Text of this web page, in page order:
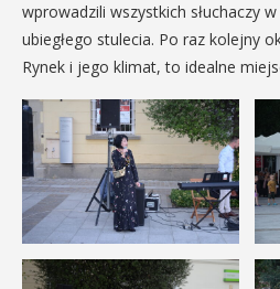
wprowadzili wszystkich słuchaczy
ubiegłego stulecia. Po raz kolejny
Rynek i jego klimat, to idealne